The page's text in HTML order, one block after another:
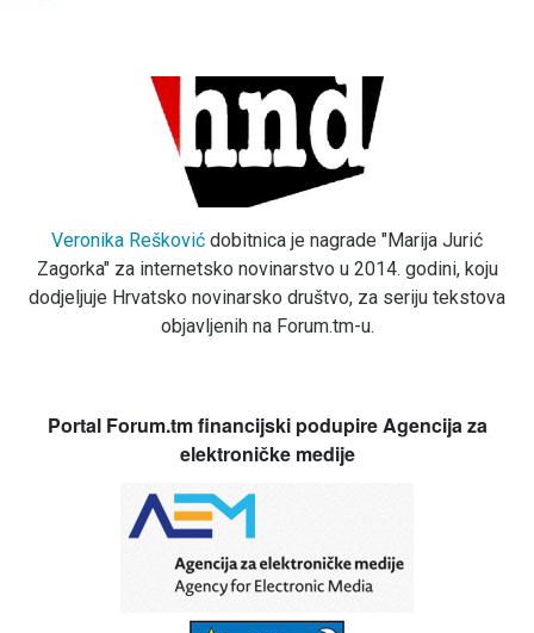
Veronika Rešković dobitnica je nagrade "Marija Jurić
Zagorka" za internetsko novinarstvo u 2014. godini, koju
dodjeljuje Hrvatsko novinarsko društvo, za seriju tekstova
objavljenih na Forum.tm-u.
Portal Forum.tm financijski podupire Agencija za
elektroničke medije